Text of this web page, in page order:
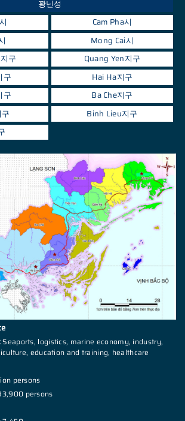
꽝닌성
Cam Pha시
Mong Cai시
구
Quang Yen지구
구
Hai Ha지구
구
Ba Che지구
Binh Lieu지구
Seaports, logistics, marine economy, industry,
education and training, healthcare
persons
persons